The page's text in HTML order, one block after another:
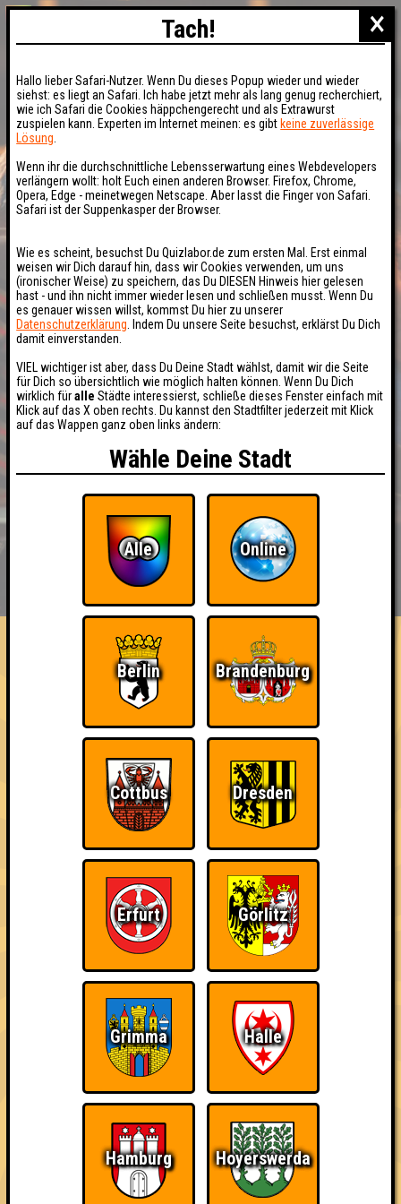
HIGHSCORE RESERVIERUNG
FAQ ÜBER UNS
QUIZLABOR Senftenberg #12
Wissen für alle · 15.04.2026 · Jamm e.V.
Punkte Angemeldete Teams
1. Gefährliches Halbwissen ©
×
Tach!
Hallo lieber Safari-Nutzer. Wenn Du dieses Popup wieder und wieder
siehst: es liegt an Safari. Ich habe jetzt mehr als lang genug recherchiert,
wie ich Safari die Cookies häppchengerecht und als Extrawurst
zuspielen kann. Experten im Internet meinen: es gibt keine zuverlässige
Lösung
Wenn ihr die durchschnittliche Lebensserwartung eines Webdevelopers
verlängern wollt: holt Euch einen anderen Browser. Firefox, Chrome,
Opera, Edge - meinetwegen Netscape. Aber lasst die Finger von Safari.
Safari ist der Suppenkasper der Browser.
Wie es scheint, besuchst Du Quizlabor.de zum ersten Mal. Erst einmal
weisen wir Dich darauf hin, dass wir Cookies verwenden, um uns
(ironischer Weise) zu speichern, das Du DIESEN Hinweis hier gelesen
hast - und ihn nicht immer wieder lesen und schließen musst. Wenn Du
es genauer wissen willst, kommst Du hier zu unserer
Datenschutzerklärung . Indem Du unsere Seite besuchst, erklärst Du Dich
damit einverstanden.
VIEL wichtiger ist aber, dass Du Deine Stadt wählst, damit wir die Seite
für Dich so übersichtlich wie möglich halten können. Wenn Du Dich
wirklich füralle Städte interessierst, schließe dieses Fenster einfach mit
Klick auf das X oben rechts. Du kannst den Stadtfilter jederzeit mit Klick
auf das Wappen ganz oben links ändern:
Wähle Deine Stadt
Alle Online
Berlin Brandenburg
Cottbus Dresden
Erfurt Görlitz
Grimma Halle
Hamburg Hoyerswerda